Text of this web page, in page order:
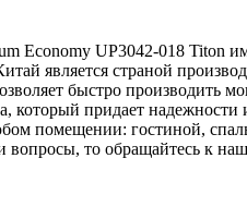
Economy UP3042-018 Titon
является страной
быстро производить
придает надежности
помещении: гостиной,
то обращайтесь к